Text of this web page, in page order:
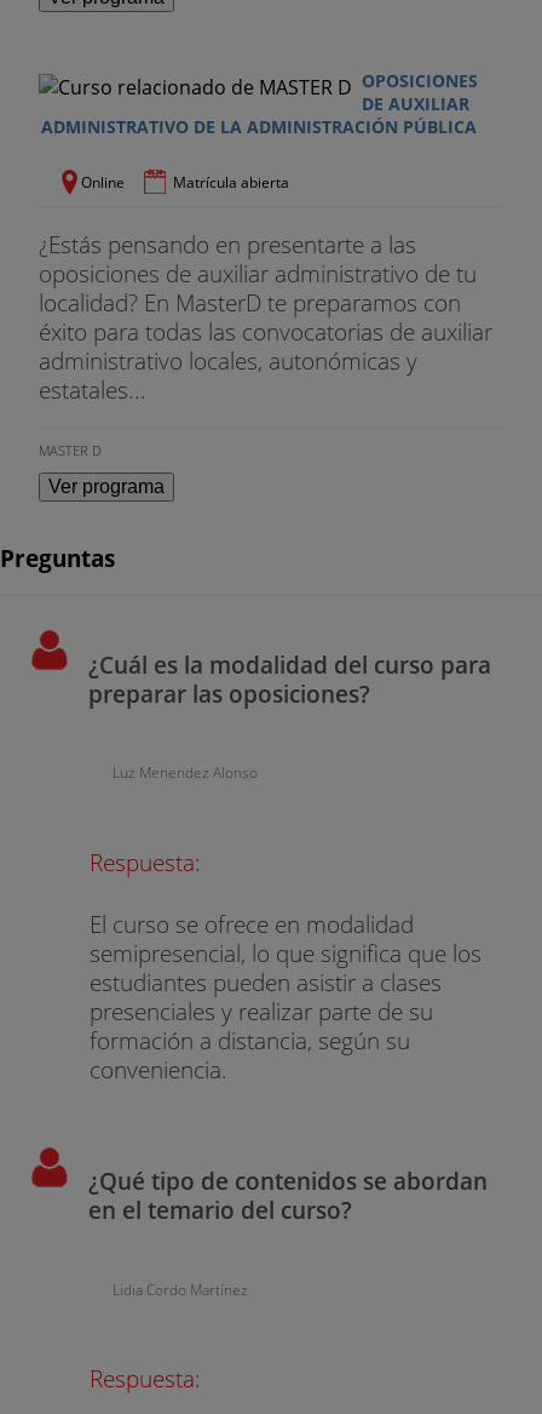
OPOSICIONES
DE AUXILIAR
ADMINISTRATIVO DE LA ADMINISTRACIÓN PÚBLICA
Online Matrícula abierta
¿Estás pensando en presentarte a las
oposiciones de auxiliar administrativo de tu
localidad? En MasterD te preparamos con
éxito para todas las convocatorias de auxiliar
administrativo locales, autonómicas y
estatales...
MASTER D
Ver programa
Preguntas
¿Cuál es la modalidad del curso para
preparar las oposiciones?
Luz Menendez Alonso
Respuesta:
El curso se ofrece en modalidad
semipresencial, lo que significa que los
estudiantes pueden asistir a clases
presenciales y realizar parte de su
formación a distancia, según su
conveniencia.
¿Qué tipo de contenidos se abordan
en el temario del curso?
Lidia Cordo Martínez
Respuesta: